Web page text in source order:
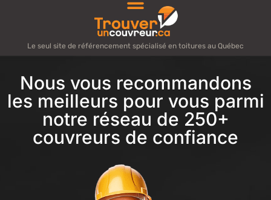
Le seul site de référencement spécialisé en toitures au Québec
Nous vous recommandons
les meilleurs pour vous parmi
notre réseau de 250+
couvreurs de confiance